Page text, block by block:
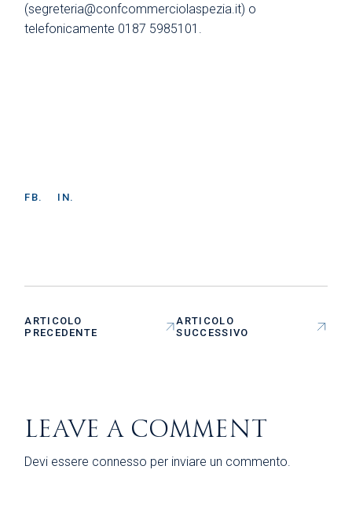
(segreteria@confcommerciolaspezia.it) o
telefonicamente 0187 5985101.
FB. IN.
ARTICOLO
PRECEDENTE
ARTICOLO
SUCCESSIVO
LEAVE A COMMENT
Devi essere connesso per inviare un commento.